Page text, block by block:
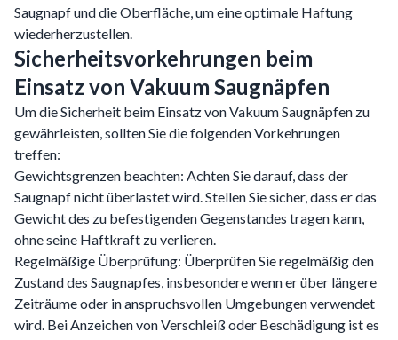
Saugnapf und die Oberfläche, um eine optimale Haftung
wiederherzustellen.
Sicherheitsvorkehrungen beim
Einsatz von Vakuum Saugnäpfen
Um die Sicherheit beim Einsatz von Vakuum Saugnäpfen zu
gewährleisten, sollten Sie die folgenden Vorkehrungen
treffen:
Gewichtsgrenzen beachten: Achten Sie darauf, dass der
Saugnapf nicht überlastet wird. Stellen Sie sicher, dass er das
Gewicht des zu befestigenden Gegenstandes tragen kann,
ohne seine Haftkraft zu verlieren.
Regelmäßige Überprüfung: Überprüfen Sie regelmäßig den
Zustand des Saugnapfes, insbesondere wenn er über längere
Zeiträume oder in anspruchsvollen Umgebungen verwendet
wird. Bei Anzeichen von Verschleiß oder Beschädigung ist es